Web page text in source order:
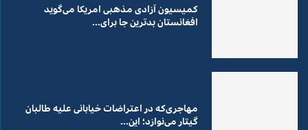
کمیسیون آزادی مذهبی امریکا می‌گوید
افغانستان بدترین جا برای...
مهاجری‌که در اعتراضات خیابانی علیه طالبان
گیتار می‌نوازد؛ این...